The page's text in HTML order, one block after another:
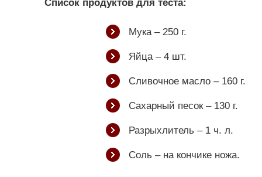
Список продуктов для теста:
Мука – 250 г.
Яйца – 4 шт.
Сливочное масло – 160 г.
Сахарный песок – 130 г.
Разрыхлитель – 1 ч. л.
Соль – на кончике ножа.